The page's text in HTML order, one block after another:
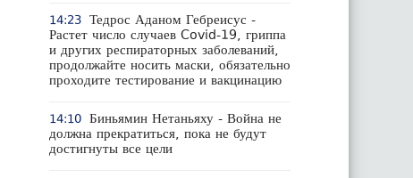
14:23 Тедрос Аданом Гебреисус -
Растет число случаев Covid-19, гриппа
и других респираторных заболеваний,
продолжайте носить маски, обязательно
проходите тестирование и вакцинацию
14:10 Биньямин Нетаньяху - Война не
должна прекратиться, пока не будут
достигнуты все цели